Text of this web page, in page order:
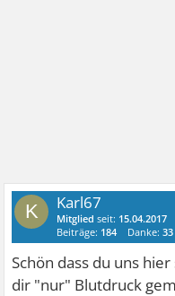
K Karl67
Mitglied seit: 15.04.2017
Beiträge: 184 Danke:33
Schön dass du uns
dir "nur" Blutdruck